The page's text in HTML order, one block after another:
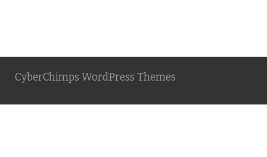
CyberChimps WordPress Themes